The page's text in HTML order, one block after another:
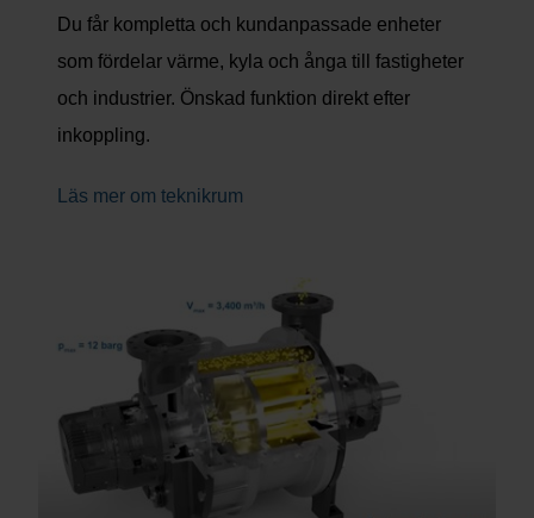
Du får kompletta och kundanpassade enheter
som fördelar värme, kyla och ånga till fastigheter
och industrier. Önskad funktion direkt efter
inkoppling.
Läs mer om teknikrum